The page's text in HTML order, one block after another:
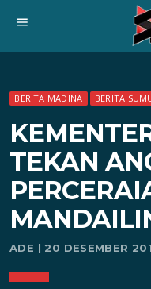
menu
BERITA MADINA BERITA
TEKAN
ADE | 20 DESEMBER